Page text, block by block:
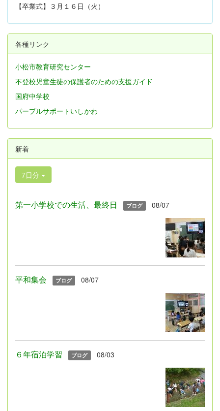
【卒業式】３月１６日（火）
各種リンク
小松市教育研究センター
不登校児童生徒の保護者のための支援ガイド
国府中学校
パープルサポートいしかわ
新着
7日分
第一小学校での生活、最終日 ブログ 08/07
平和集会 ブログ 08/07
６年宿泊学習 ブログ 08/03